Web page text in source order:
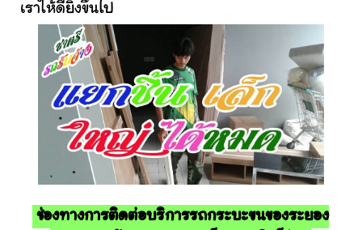
เราให้ดียิ่งขึ้นไป
ช่องทางการติดต่อบริการรถกระบะขนของระยอง